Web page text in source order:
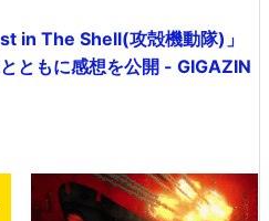
in The Shell(攻殻機動隊)」
ともに感想を公開 - GIGAZIN